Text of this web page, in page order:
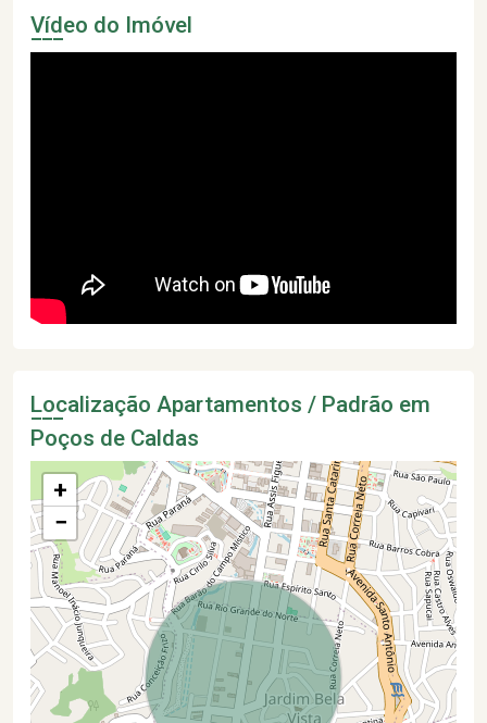
Vídeo do Imóvel
Localização Apartamentos / Padrão em
Poços de Caldas
+
−